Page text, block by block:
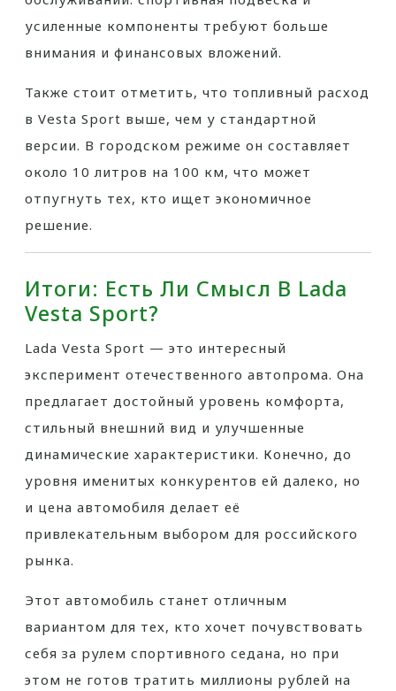
усиленные компоненты требуют больше
внимания и финансовых вложений.
Также стоит отметить, что топливный расход
в Vesta Sport выше, чем у стандартной
версии. В городском режиме он составляет
около 10 литров на 100 км, что может
отпугнуть тех, кто ищет экономичное
решение.
Итоги: Есть Ли Смысл В Lada
Vesta Sport?
Lada Vesta Sport — это интересный
эксперимент отечественного автопрома. Она
предлагает достойный уровень комфорта,
стильный внешний вид и улучшенные
динамические характеристики. Конечно, до
уровня именитых конкурентов ей далеко, но
и цена автомобиля делает её
привлекательным выбором для российского
рынка.
Этот автомобиль станет отличным
вариантом для тех, кто хочет почувствовать
себя за рулем спортивного седана, но при
этом не готов тратить миллионы рублей на